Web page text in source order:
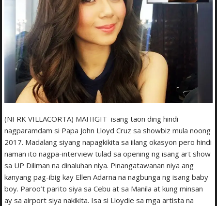
(NI RK VILLACORTA) MAHIGIT isang taon ding hindi
nagparamdam si Papa John Lloyd Cruz sa showbiz mula noong
2017. Madalang siyang napagkikita sa iilang okasyon pero hindi
naman ito nagpa-interview tulad sa opening ng isang art show
sa UP Diliman na dinaluhan niya. Pinangatawanan niya ang
kanyang pag-ibig kay Ellen Adarna na nagbunga ng isang baby
boy. Paroo’t parito siya sa Cebu at sa Manila at kung minsan
ay sa airport siya nakikita. Isa si Lloydie sa mga artista na